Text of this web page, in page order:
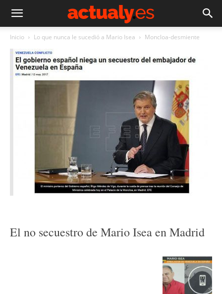
Inicio Lo que nunca le sucedió a Mario Isea Moncloa-desmiente
El no secuestro de Mario Isea en Madrid